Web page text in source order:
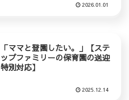
2026.01.01
「ママと登園したい。」【ステ
ップファミリーの保育園の送迎
特別対応】
2025.12.14